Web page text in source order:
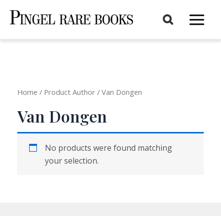
Main
Home / Product Author / Van Dongen
Van Dongen
No products were found matching
your selection.